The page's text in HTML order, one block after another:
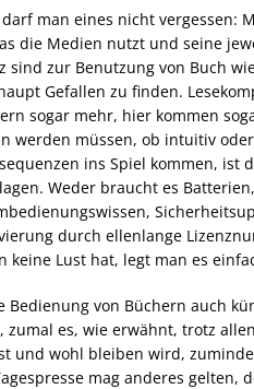
man eines nicht vergessen:
die Medien nutzt und seine
sind zur Benutzung von Buch
Gefallen zu finden.
sogar mehr, hier kommen
werden müssen, ob intuitiv
ins Spiel kommen,
Weder braucht es
durch ellenlange
keine Lust hat, legt man es
Bedienung von Büchern auch
zumal es, wie erwähnt, trotz
und wohl bleiben wird,
mag anderes gelten,